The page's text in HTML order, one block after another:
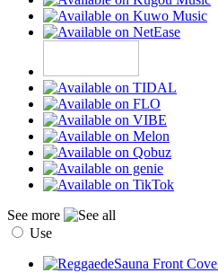
See more
Use